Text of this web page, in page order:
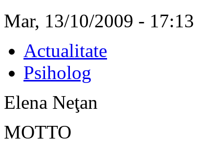
Mar, 13/10/2009 - 17:13
Actualitate
Psiholog
Elena Neţan
MOTTO